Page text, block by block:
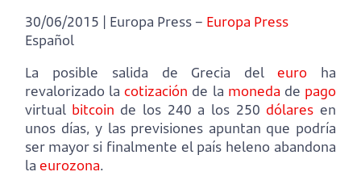
30/06/2015 | Europa Press – Europa Press
Español
La posible salida de Grecia deleuro ha
revalorizado lacotización de la moneda de pago
virtual bitcoin de los 240 a los 250 dólares en
unos días, y las previsiones apuntan que podría
ser mayor si finalmente el país heleno abandona
la eurozona.